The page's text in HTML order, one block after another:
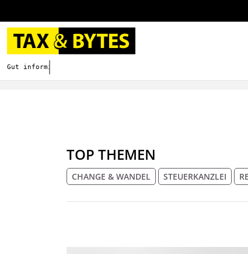
Gut informieren. Besser digitalisieren.
TOP THEMEN
CHANGE & WANDEL STEUERKANZLEI